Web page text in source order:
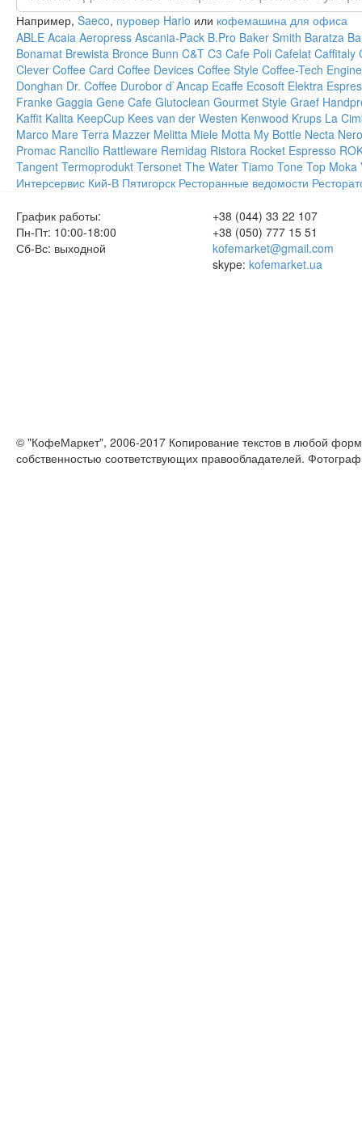
Например, Saeco, пуровер Hario или кофемашина для офиса
ABLE Acaia Aeropress Ascania-Pack B.Pro Baker Smith Baratza
Bonamat Brewista Bronce Bunn C&T C3 Cafe Poli Cafelat Caffitaly
Clever Coffee Card Coffee Devices Coffee Style Coffee-Tech
Donghan Dr. Coffee Durobor d`Ancap Ecaffe Ecosoft Elektra
Franke Gaggia Gene Cafe Glutoclean Gourmet Style Graef
Kaffit Kalita KeepCup Kees van der Westen Kenwood Krups La
Marco Mare Terra Mazzer Melitta Miele Motta My Bottle Necta
Promac Rancilio Rattleware Remidag Ristora Rocket Espresso
Tangent Termoprodukt Tersonet The Water Tiamo Tone Top Moka
Интерсервис Кий-В Пятигорск Ресторанные ведомости
График работы:
Пн-Пт: 10:00-18:00
Сб-Вс: выходной
+38 (044) 33 22 107
+38 (050) 777 15 51
kofemarket@gmail.com
skype: kofemarket.ua
© "КофеМаркет", 2006-2017 Копирование текстов в любой
собственностью соответствующих правообладателей.